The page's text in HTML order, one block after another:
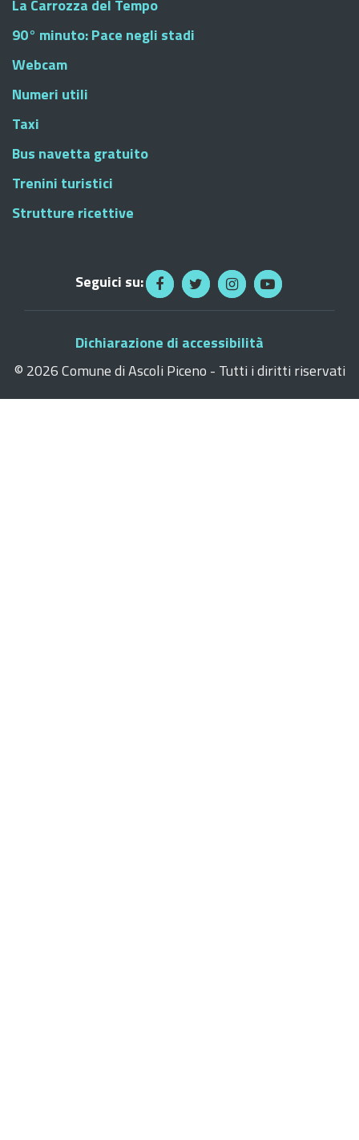
La Carrozza del Tempo
90° minuto: Pace negli stadi
Webcam
Numeri utili
Taxi
Bus navetta gratuito
Trenini turistici
Strutture ricettive
Seguici su:
Dichiarazione di accessibilità
© 2026 Comune di Ascoli Piceno - Tutti i diritti riservati